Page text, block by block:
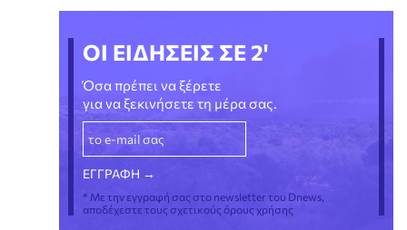
ΟΙ ΕΙΔΗΣΕΙΣ ΣΕ 2'
Όσα πρέπει να ξέρετε
για να ξεκινήσετε τη μέρα σας.
* Με την εγγραφή σας στο newsletter του Dnews,
αποδέχεστε τους σχετικούς όρους χρήσης